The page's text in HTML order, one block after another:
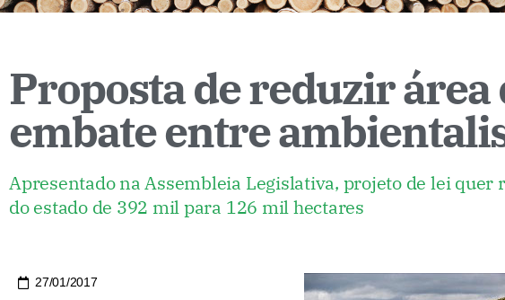
Proposta de reduzir área
embate entre
Apresentado na Assembleia Legislativa, projeto de lei
do estado de 392 mil para 126 mil hectares
27/01/2017